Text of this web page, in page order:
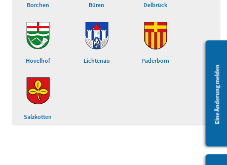
Eine Änderung melden
Borchen Büren Delbrück
Hövelhof Lichtenau Paderborn
Salzkotten